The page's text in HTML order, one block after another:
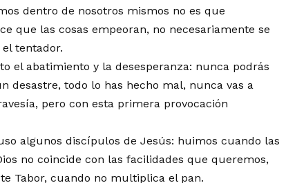
dentro de nosotros mismos no es que
que las cosas empeoran, no necesariamente se
tentador.
el abatimiento y la desesperanza: nunca podrás
desastre, todo lo has hecho mal, nunca vas a
pero con esta primera provocación
algunos discípulos de Jesús: huimos cuando las
no coincide con las facilidades que queremos,
Tabor, cuando no multiplica el pan.